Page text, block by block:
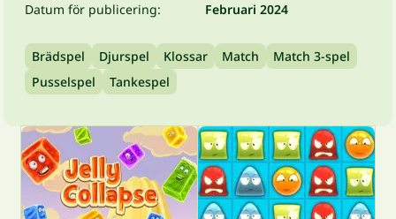
Datum för publicering:
Februari 2024
Brädspel Djurspel Klossar Match
Match 3-spel
Pusselspel
Tankespel